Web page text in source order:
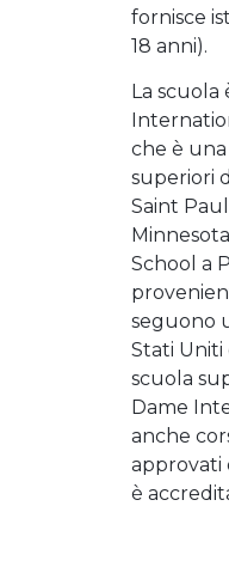
fornisce
18 anni).
La scuola
che è
superiori
Saint
School a
seguono
Stati Uniti
scuola
Dame
anche
approvati
è